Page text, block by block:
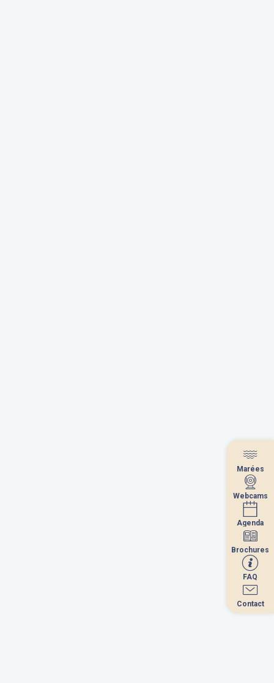
Marées
Webcams
Agenda
Brochures
FAQ
Contact
di
6